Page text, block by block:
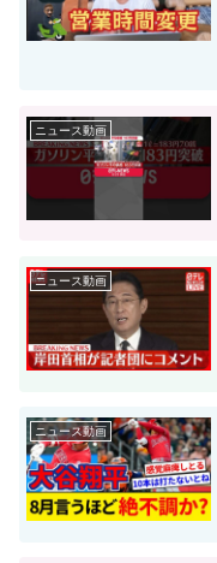
ニュース動画
ニュース動画
ニュース動画